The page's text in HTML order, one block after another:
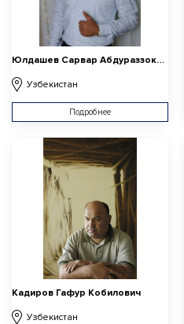
Юлдашев Сарвар Абдураззокович
Узбекистан
Подробнее
Кадиров Гафур Кобилович
Узбекистан